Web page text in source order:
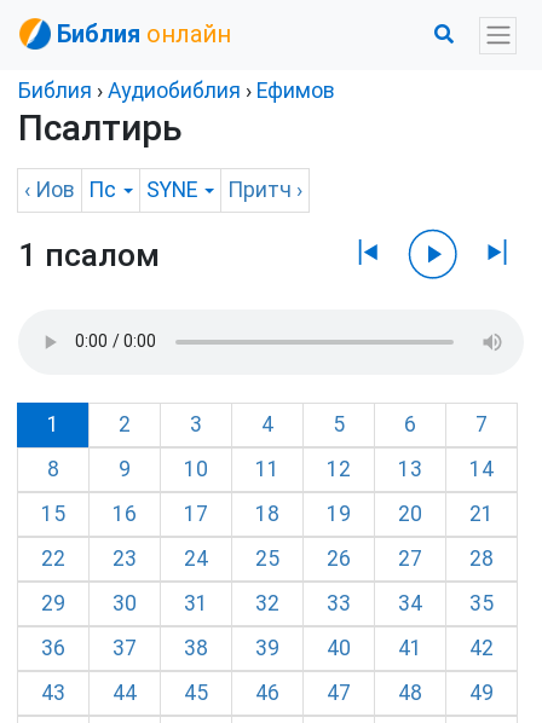
Библия онлайн
Библия › Аудиобиблия › Ефимов
Псалтирь
‹ Иов Пс SYNE Притч ›
1 псалом
1 2 3 4 5 6
7
8
9 10 11 12 13
14
15
16 17 18 19 20
21
22
23 24 25 26 27
28
29
30 31 32 33 34
35
36
37 38 39 40 41
42
43
44 45 46 47 48
49